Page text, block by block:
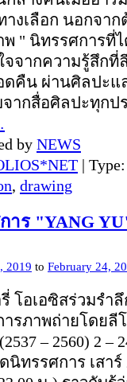
งเลือก นอกจาก
" นิทรรศการที่
จจากความรู้สึกที่
ดคืน ผ่านศิลปะแ
ากสื่อศิลปะทุกป
by NEWS
|
, drawing
าร "YANG
2019 to February 24,
โอเอซิสร่วมรำ
รภาพถ่ายโดยลีโ
– 2560) 2
นิทรรศการ เสาร์